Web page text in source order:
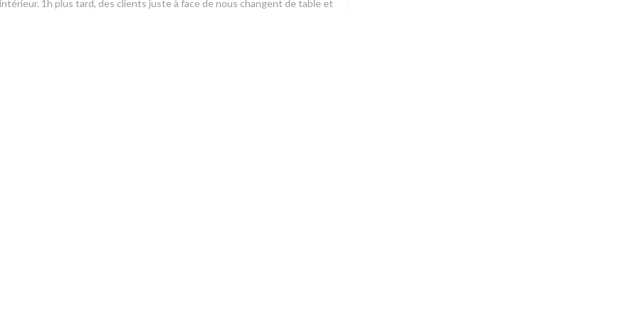
1h plus tard, des clients juste à face de nous changent de table et